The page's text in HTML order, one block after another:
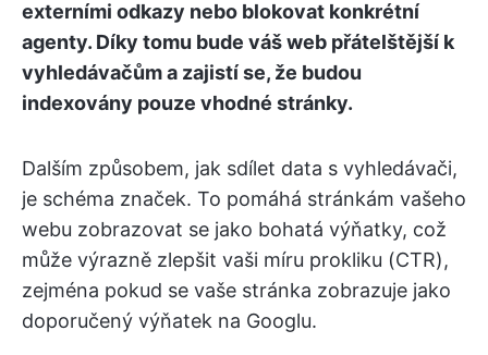
externími odkazy nebo blokovat konkrétní
agenty. Díky tomu bude váš web přátelštější k
vyhledávačům a zajistí se, že budou
indexovány pouze vhodné stránky.
Dalším způsobem, jak sdílet data s vyhledávači,
je schéma značek. To pomáhá stránkám vašeho
webu zobrazovat se jako bohatá výňatky, což
může výrazně zlepšit vaši míru prokliku (CTR),
zejména pokud se vaše stránka zobrazuje jako
doporučený výňatek na Googlu.